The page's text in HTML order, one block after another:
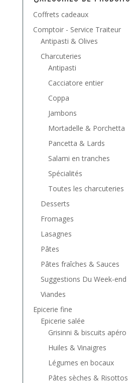
Coffrets cadeaux
Comptoir - Service Traiteur
Antipasti & Olives
Charcuteries
Antipasti
Cacciatore entier
Coppa
Jambons
Mortadelle & Porchetta
Pancetta & Lards
Salami en tranches
Spécialités
Toutes les charcuteries
Desserts
Fromages
Lasagnes
Pâtes
Pâtes fraîches & Sauces
Suggestions Du Week-end
Viandes
Epicerie fine
Epicerie salée
Grisinni & biscuits apéro
Huiles & Vinaigres
Légumes en bocaux
Pâtes sèches & Risottos